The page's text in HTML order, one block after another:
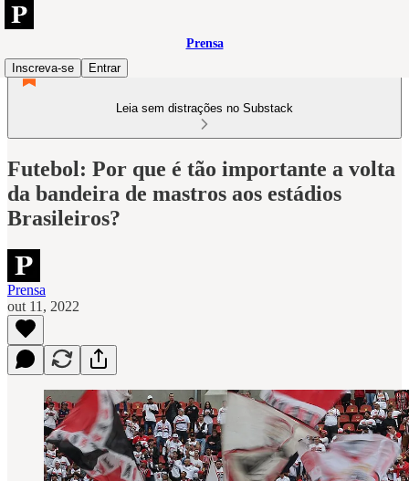
Prensa
Inscreva-se
Entrar
Leia sem distrações no Substack
Futebol: Por que é tão importante a volta
da bandeira de mastros aos estádios
Brasileiros?
Prensa
out 11, 2022